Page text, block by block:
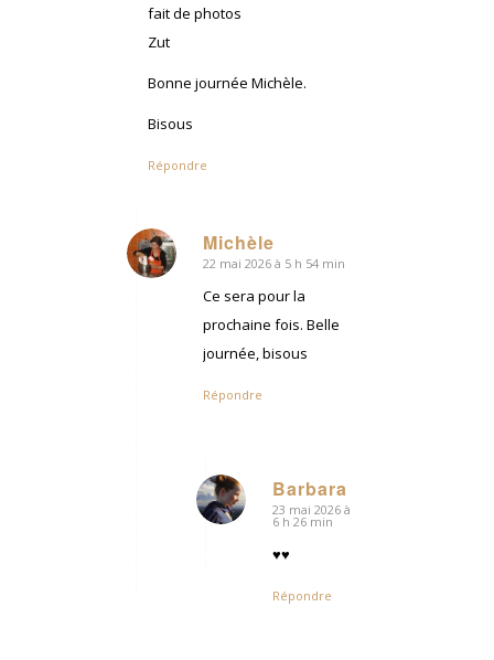
fait de photos
Zut
Bonne journée Michèle.
Bisous
Répondre
Michèle
dit
22 mai 2026 à 5 h 54 min
Ce sera pour la
prochaine fois. Belle
journée, bisous
Répondre
Barbara
dit
23 mai 2026 à
6 h 26 min
♥♥
Répondre